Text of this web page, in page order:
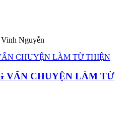
Nguyễn
VẤN CHUYỆN LÀM TỪ